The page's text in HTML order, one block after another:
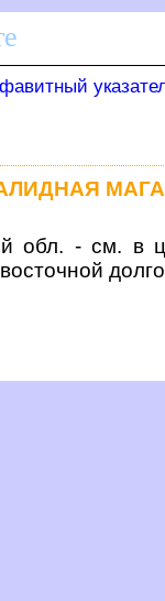
обл. - см. в